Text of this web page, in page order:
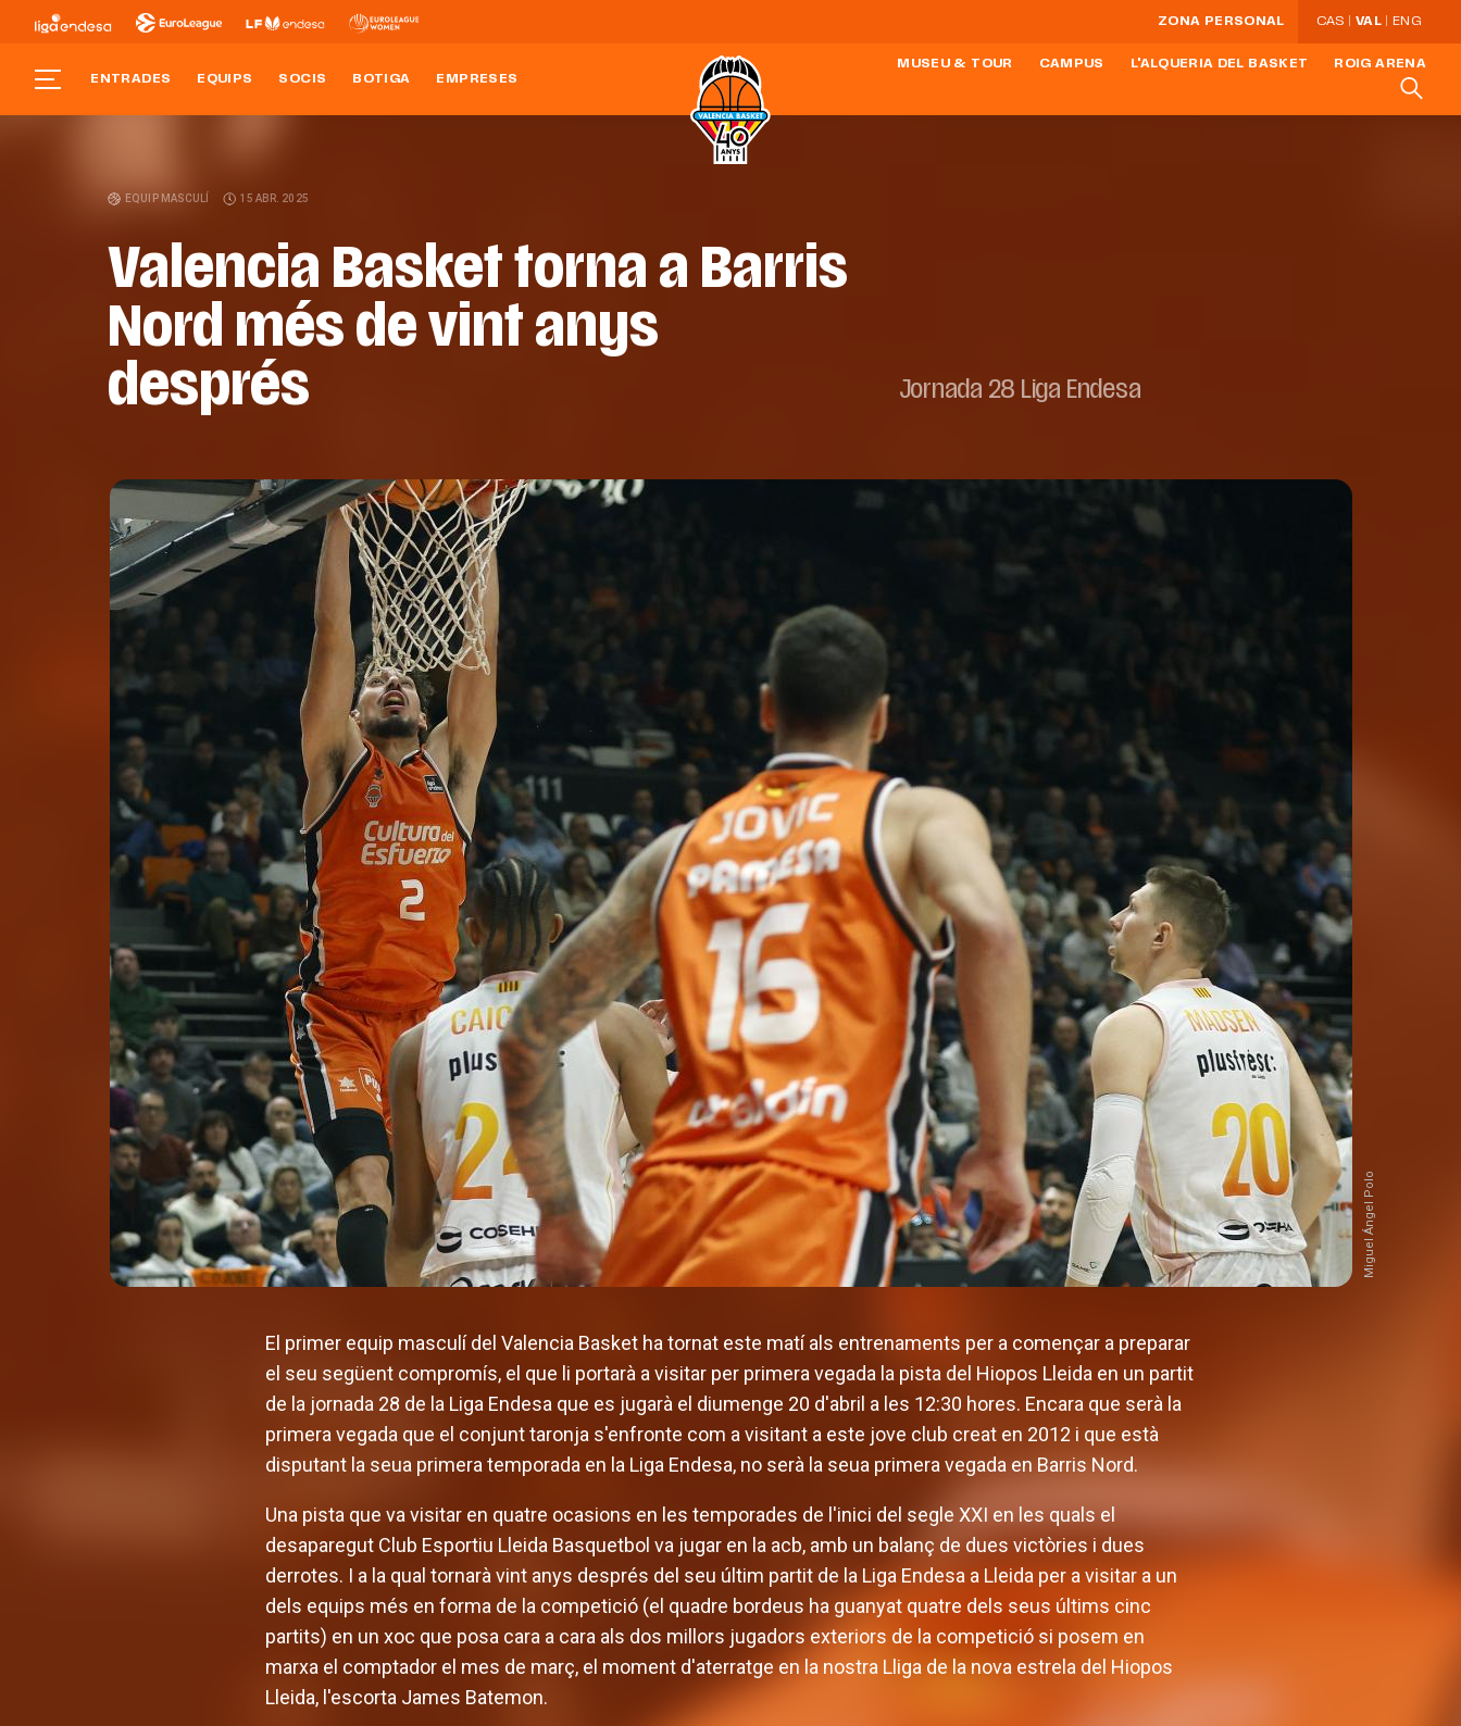
ZONA PERSONAL CAS VAL ENG
ENTRADES EQUIPS SOCIS BOTIGA EMPRESES
MUSEU & TOUR CAMPUS L'ALQUERIA DEL BASKET ROIG ARENA
EQUIP MASCULÍ 15 ABR. 2025
Valencia Basket torna a Barris
Nord més de vint anys
després
Jornada 28 Liga Endesa
Miguel Ángel Polo
El primer equip masculí del Valencia Basket ha tornat este matí als entrenaments per a començar a preparar
el seu següent compromís, el que li portarà a visitar per primera vegada la pista del Hiopos Lleida en un partit
de la jornada 28 de la Liga Endesa que es jugarà el diumenge 20 d'abril a les 12:30 hores. Encara que serà la
primera vegada que el conjunt taronja s'enfronte com a visitant a este jove club creat en 2012 i que està
disputant la seua primera temporada en la Liga Endesa, no serà la seua primera vegada en Barris Nord.
Una pista que va visitar en quatre ocasions en les temporades de l'inici del segle XXI en les quals el
desaparegut Club Esportiu Lleida Basquetbol va jugar en la acb, amb un balanç de dues victòries i dues
derrotes. I a la qual tornarà vint anys després del seu últim partit de la Liga Endesa a Lleida per a visitar a un
dels equips més en forma de la competició (el quadre bordeus ha guanyat quatre dels seus últims cinc
partits) en un xoc que posa cara a cara als dos millors jugadors exteriors de la competició si posem en
marxa el comptador el mes de març, el moment d'aterratge en la nostra Lliga de la nova estrela del Hiopos
Lleida, l'escorta James Batemon.